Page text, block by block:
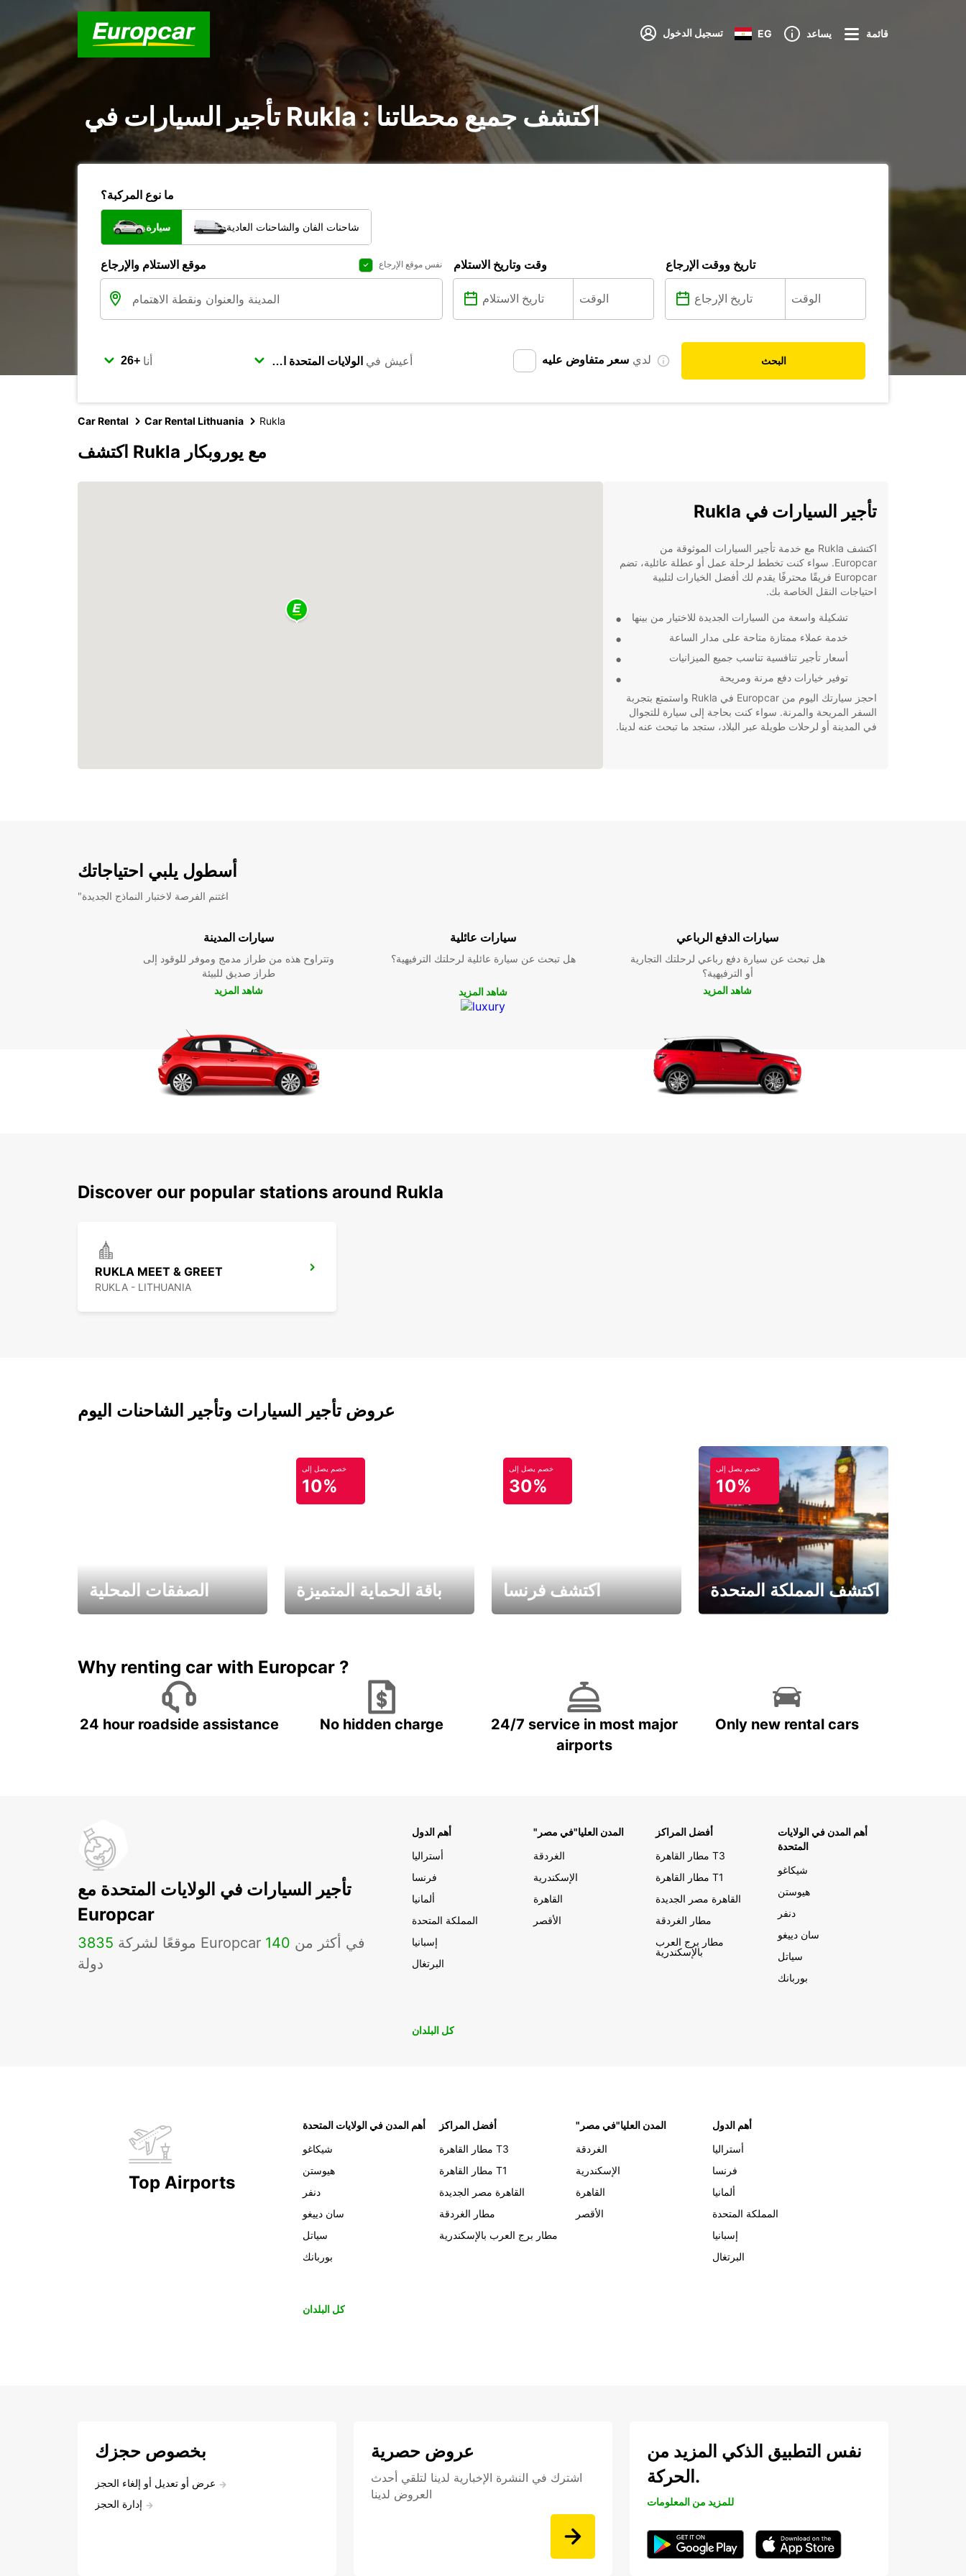
تسجيل الدخول EG يساعد قائمة
تأجير السيارات في Rukla : اكتشف جميع محطاتنا
ما نوع المركبة؟
سيارة شاحنات الفان والشاحنات العادية
موقع الاستلام والإرجاع نفس موقع الإرجاع وقت وتاريخ الاستلام تاريخ ووقت الإرجاع
أنا أعيش في لدي سعر متفاوض عليه البحث
Car Rental Car Rental Lithuania Rukla
اكتشف Rukla مع يوروبكار
تأجير السيارات في Rukla
اكتشف Rukla مع خدمة تأجير السيارات الموثوقة من
Europcar. سواء كنت تخطط لرحلة عمل أو عطلة عائلية، تضم
Europcar فريقًا محترفًا يقدم لك أفضل الخيارات لتلبية
احتياجات النقل الخاصة بك.
تشكيلة واسعة من السيارات الجديدة للاختيار من بينها
خدمة عملاء ممتازة متاحة على مدار الساعة
أسعار تأجير تنافسية تناسب جميع الميزانيات
توفير خيارات دفع مرنة ومريحة
احجز سيارتك اليوم من Europcar في Rukla واستمتع بتجربة
السفر المريحة والمرنة. سواء كنت بحاجة إلى سيارة للتجوال
في المدينة أو لرحلات طويلة عبر البلاد، ستجد ما تبحث عنه لدينا.
أسطول يلبي احتياجاتك
"اغتنم الفرصة لاختبار النماذج الجديدة
سيارات المدينة
وتتراوح هذه من طراز مدمج وموفر للوقود إلى
طراز صديق للبيئة
شاهد المزيد
سيارات عائلية
هل تبحث عن سيارة عائلية لرحلتك الترفيهية؟
شاهد المزيد
سيارات الدفع الرباعي
هل تبحث عن سيارة دفع رباعي لرحلتك التجارية
أو الترفيهية؟
شاهد المزيد
Discover our popular stations around Rukla
RUKLA MEET & GREET
RUKLA - LITHUANIA
عروض تأجير السيارات وتأجير الشاحنات اليوم
الصفقات المحلية
خصم يصل إلى
10%
باقة الحماية المتميزة
خصم يصل إلى
30%
اكتشف فرنسا
خصم يصل إلى
10%
اكتشف المملكة المتحدة
Why renting car with Europcar ?
24 hour roadside assistance No hidden charge
24/7 service in most major
airports
Only new rental cars
تأجير السيارات في الولايات المتحدة مع
Europcar
3835 موقعًا لشركة Europcar في أكثر من 140
دولة
أهم الدول
أستراليا
فرنسا
ألمانيا
المملكة المتحدة
إسبانيا
البرتغال
"المدن العليا"في مصر
الغردقة
الإسكندرية
القاهرة
الأقصر
أفضل المراكز
مطار القاهرة T3
مطار القاهرة T1
القاهرة مصر الجديدة
مطار الغردقة
مطار برج العرب
بالإسكندرية
أهم المدن في الولايات
المتحدة
شيكاغو
هيوستن
دنفر
سان دييغو
سياتل
بوربانك
كل البلدان
Top Airports
أهم المدن في الولايات المتحدة
شيكاغو
هيوستن
دنفر
سان دييغو
سياتل
بوربانك
أفضل المراكز
مطار القاهرة T3
مطار القاهرة T1
القاهرة مصر الجديدة
مطار الغردقة
مطار برج العرب بالإسكندرية
"المدن العليا"في مصر
الغردقة
الإسكندرية
القاهرة
الأقصر
أهم الدول
أستراليا
فرنسا
ألمانيا
المملكة المتحدة
إسبانيا
البرتغال
كل البلدان
بخصوص حجزك
عرض أو تعديل أو إلغاء الحجز
إدارة الحجز
عروض حصرية
اشترك في النشرة الإخبارية لدينا لتلقي أحدث
العروض لدينا
نفس التطبيق الذكي المزيد من
الحركة.
للمزيد من المعلومات